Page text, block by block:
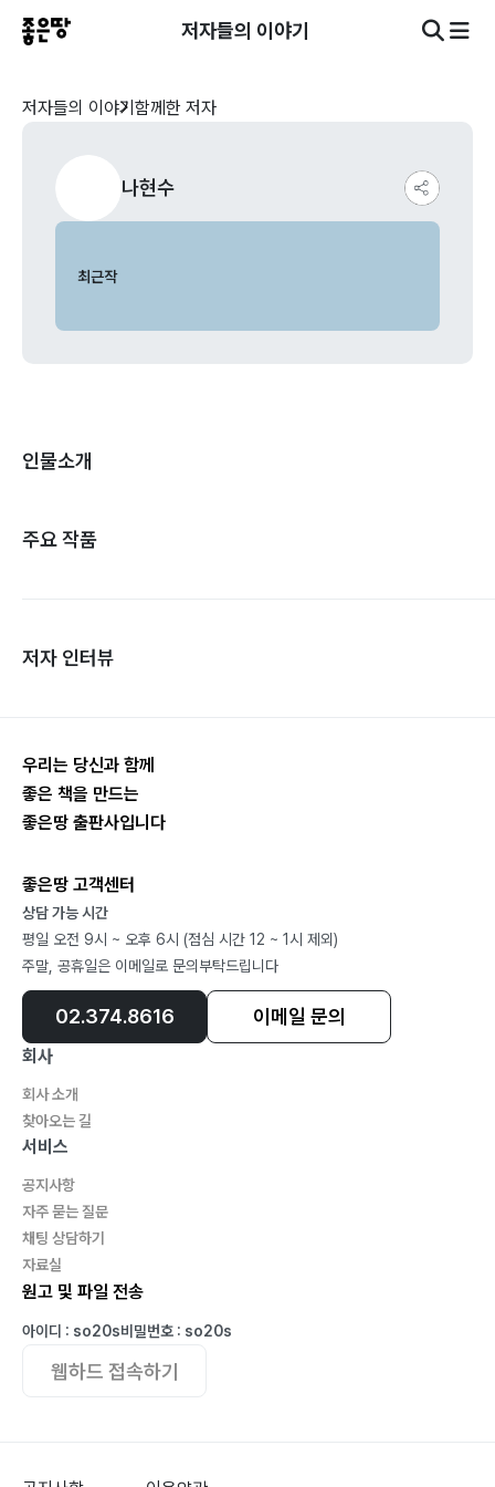
저자들의 이야기
저자들의 이야기 함께한 저자
나현수
최근작
인물소개
주요 작품
저자 인터뷰
우리는 당신과 함께
좋은 책을 만드는
좋은땅 출판사입니다
좋은땅 고객센터
상담 가능 시간
평일 오전 9시 ~ 오후 6시 (점심 시간 12 ~ 1시 제외)
주말, 공휴일은 이메일로 문의부탁드립니다
02.374.8616 이메일 문의
회사
회사 소개
찾아오는 길
서비스
공지사항
자주 묻는 질문
채팅 상담하기
자료실
원고 및 파일 전송
아이디 : so20s비밀번호 : so20s
웹하드 접속하기